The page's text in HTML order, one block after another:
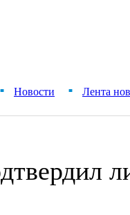
■ Новости ■ Лента